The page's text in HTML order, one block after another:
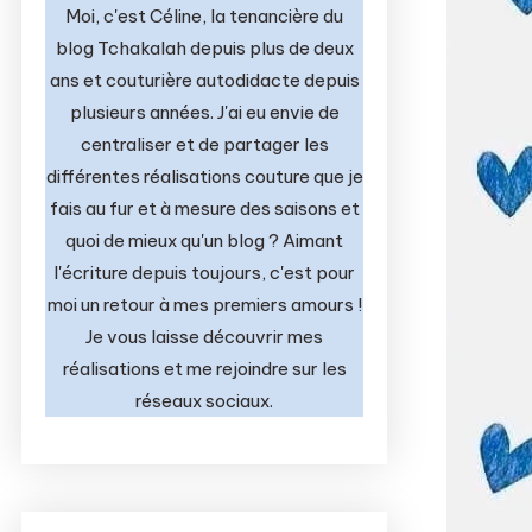
Moi, c'est Céline, la tenancière du
blog Tchakalah depuis plus de deux
ans et couturière autodidacte depuis
plusieurs années. J'ai eu envie de
centraliser et de partager les
différentes réalisations couture que je
fais au fur et à mesure des saisons et
quoi de mieux qu'un blog ? Aimant
l'écriture depuis toujours, c'est pour
moi un retour à mes premiers amours !
Je vous laisse découvrir mes
réalisations et me rejoindre sur les
réseaux sociaux.